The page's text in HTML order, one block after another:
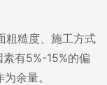
粗糙度、施工方式
素有5%-15%的偏
余量。